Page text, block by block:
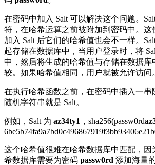
在密码中加入 Salt 可以解决这个问题。
符，在哈希运算之前被附加到密码中。这
加入 Salt 后它们的哈希值也会不一样。
起存储在数据库中，当用户登录时，将
中，然后将生成的哈希值与存储在数据库
较。如果哈希值相同，用户就被允许访问
在执行哈希函数之前，在密码中插入一串
随机字符串就是 Salt。
例如，Salt 为 az34ty1 ，sha256(passw0rd
这个哈希值很难在哈希数据库中匹配，因
希数据库需要为密码 passw0rd 添加海量